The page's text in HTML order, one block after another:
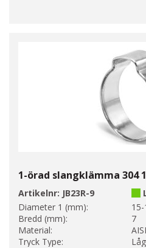
1-örad slangklämma 304
Artikelnr: JB23R-9
Diameter 1 (mm):
Bredd (mm):
7
Material:
Tryck Type: